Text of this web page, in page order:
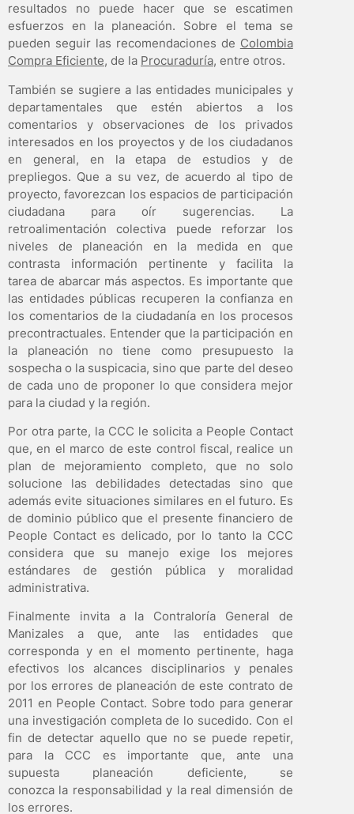
resultados no puede hacer que se escatimen
esfuerzos en la planeación. Sobre el tema se
pueden seguir las recomendaciones de Colombia
Compra Eficiente, de la Procuraduría, entre otros.
También se sugiere a las entidades municipales y
departamentales que estén abiertos a los
comentarios y observaciones de los privados
interesados en los proyectos y de los ciudadanos
en general, en la etapa de estudios y de
prepliegos. Que a su vez, de acuerdo al tipo de
proyecto, favorezcan los espacios de participación
ciudadana para oír sugerencias. La
retroalimentación colectiva puede reforzar los
niveles de planeación en la medida en que
contrasta información pertinente y facilita la
tarea de abarcar más aspectos. Es importante que
las entidades públicas recuperen la confianza en
los comentarios de la ciudadanía en los procesos
precontractuales. Entender que la participación en
la planeación no tiene como presupuesto la
sospecha o la suspicacia, sino que parte del deseo
de cada uno de proponer lo que considera mejor
para la ciudad y la región.
Por otra parte, la CCC le solicita a People Contact
que, en el marco de este control fiscal, realice un
plan de mejoramiento completo, que no solo
solucione las debilidades detectadas sino que
además evite situaciones similares en el futuro. Es
de dominio público que el presente financiero de
People Contact es delicado, por lo tanto la CCC
considera que su manejo exige los mejores
estándares de gestión pública y moralidad
administrativa.
Finalmente invita a la Contraloría General de
Manizales a que, ante las entidades que
corresponda y en el momento pertinente, haga
efectivos los alcances disciplinarios y penales
por los errores de planeación de este contrato de
2011 en People Contact. Sobre todo para generar
una investigación completa de lo sucedido. Con el
fin de detectar aquello que no se puede repetir,
para la CCC es importante que, ante una
supuesta planeación deficiente, se
conozca la responsabilidad y la real dimensión de
los errores.